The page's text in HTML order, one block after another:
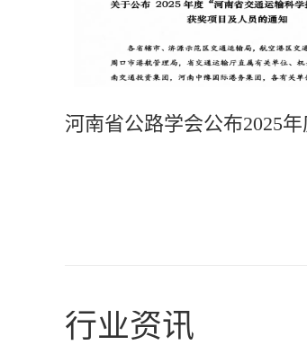
行业资讯